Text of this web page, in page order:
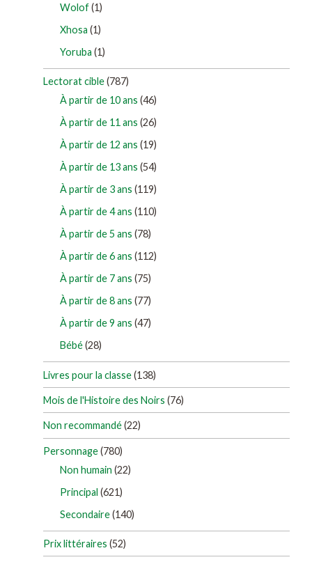
Wolof(1)
Xhosa (1)
Yoruba (1)
Lectorat cible(787)
À partir de 10 ans (46)
À partir de 11 ans (26)
À partir de 12 ans (19)
À partir de 13 ans (54)
À partir de 3 ans (119)
À partir de 4 ans (110)
À partir de 5 ans (78)
À partir de 6 ans (112)
À partir de 7 ans (75)
À partir de 8 ans (77)
À partir de 9 ans (47)
Bébé(28)
Livres pour la classe(138)
Mois de l'Histoire des Noirs (76)
Non recommandé(22)
Personnage(780)
Non humain (22)
Principal (621)
Secondaire(140)
Prix littéraires (52)